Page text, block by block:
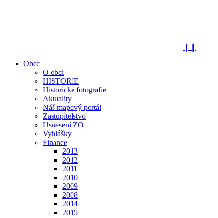
Obec
O obci
HISTORIE
Historické fotografie
Aktuality
Náš mapový portál
Zastupitelstvo
Usnesení ZO
Vyhlášky
Finance
2013
2012
2011
2010
2009
2008
2014
2015